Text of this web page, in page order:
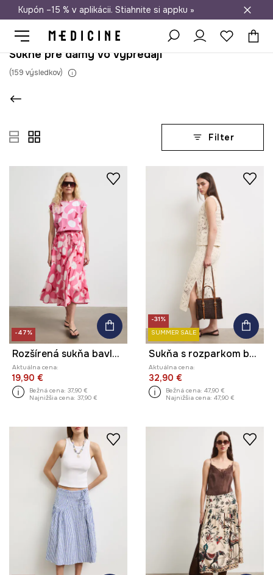
Doprava zadarmo od 50 €
Kupón –15 % v aplikácii. Stiahnite si appku »
Sukne pre dámy vo výpredaji
(159 výsledkov)
Filter
-47%
Rozšírená sukňa bavlnená s kvetmi
Aktuálna cena:
19,90 €
Bežná cena: 37,90 €
Najnižšia cena: 37,90 €
-31%
SUMMER SALE
Sukňa s rozparkom bavlnená úpletová
Aktuálna cena:
32,90 €
Bežná cena: 47,90 €
Najnižšia cena: 47,90 €